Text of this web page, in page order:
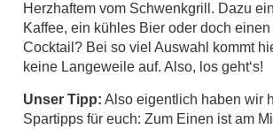
Herzhaftem vom Schwenkgrill. Dazu
Kaffee, ein kühles Bier oder doch einen
Cocktail? Bei so viel Auswahl kommt
keine Langeweile auf. Also, los geht‘s!
Unser Tipp: Also eigentlich haben wir
Spartipps für euch: Zum Einen ist am